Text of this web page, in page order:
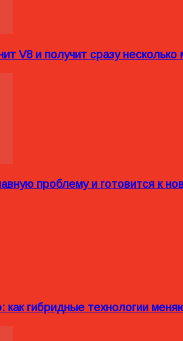
V8 и получит сразу
проблему и готовится к
как гибридные технологии